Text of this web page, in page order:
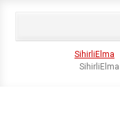
SihirliElma
SihirliElma